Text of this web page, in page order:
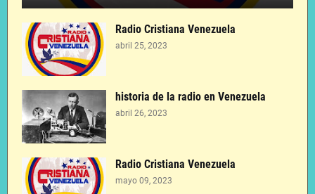
Radio Cristiana Venezuela
abril 25, 2023
historia de la radio en Venezuela
abril 26, 2023
Radio Cristiana Venezuela
mayo 09, 2023